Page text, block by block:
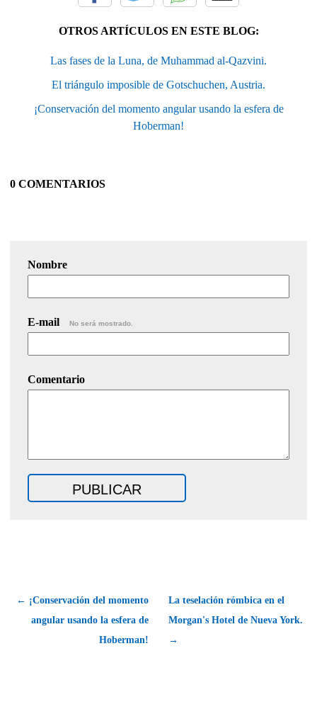
OTROS ARTÍCULOS EN ESTE BLOG:
Las fases de la Luna, de Muhammad al-Qazvini.
El triángulo imposible de Gotschuchen, Austria.
¡Conservación del momento angular usando la esfera de
Hoberman!
0 COMENTARIOS
Nombre
E-mail No será mostrado.
Comentario
← ¡Conservación del momento
angular usando la esfera de
Hoberman!
La teselación rómbica en el
Morgan's Hotel de Nueva York.
→